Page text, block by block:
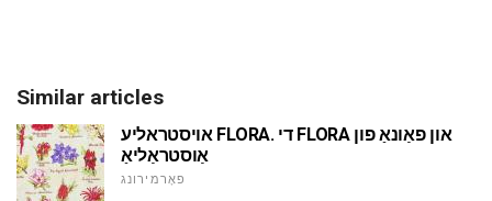
Similar articles
אויסטראליע FLORA. די FLORA און פאַונאַ פון
אַוסטראַליאַ
פאָרמירונג